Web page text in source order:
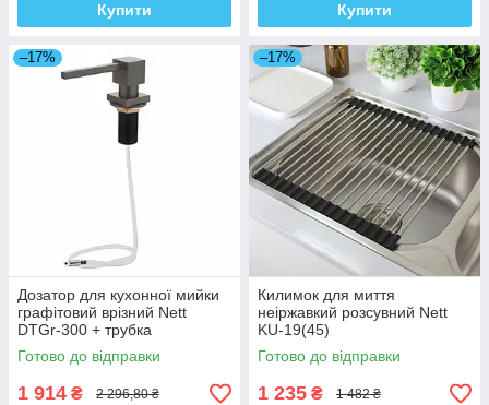
Купити Купити
–17%
Дозатор для кухонної мийки
графітовий врізний Nett
DTGr-300 + трубка
Готово до відправки
1 914 ₴ 2 296,80 ₴
–17%
Килимок для миття
неіржавкий розсувний Nett
KU-19(45)
Готово до відправки
1 235 ₴ 1 482 ₴